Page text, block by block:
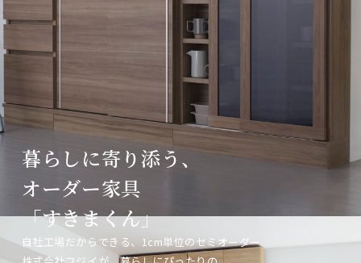
暮らしに寄り添う、
オーダー家具
「すきまくん」
自社工場だからできる、1cm単位のセミオーダー
暮らしに寄り添う、
オーダー家具
「すきまくん」
自社工場だからできる、1cm単位のセミオーダー
暮らしに寄り添う、
オーダー家具
「すきまくん」
自社工場だからできる、1cm単位のセミオーダー